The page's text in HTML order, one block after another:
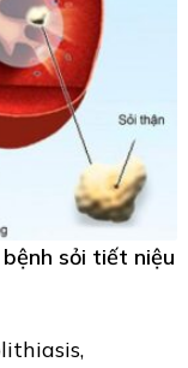
sỏi tiết niệu